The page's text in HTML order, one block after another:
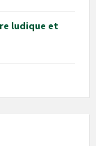
ludique et